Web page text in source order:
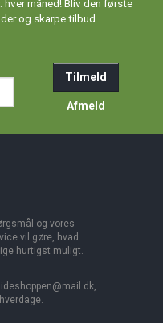
måned! Bliv den første
og skarpe tilbud.
Tilmeld
Afmeld
og vores
vil gøre, hvad
hurtigst muligt.
ideshoppen@mail.dk,